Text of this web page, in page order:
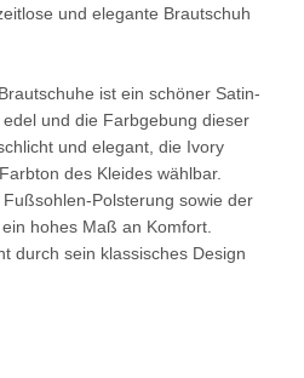
und elegante Brautschuh
ist ein schöner Satin-
und die Farbgebung dieser
und elegant, die Ivory
des Kleides wählbar.
Polsterung sowie der
hohes Maß an Komfort.
durch sein klassisches Design